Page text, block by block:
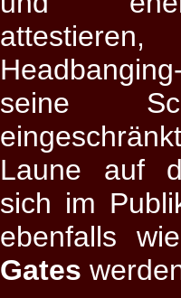
seine
Laune auf
sich im
ebenfalls
Gates